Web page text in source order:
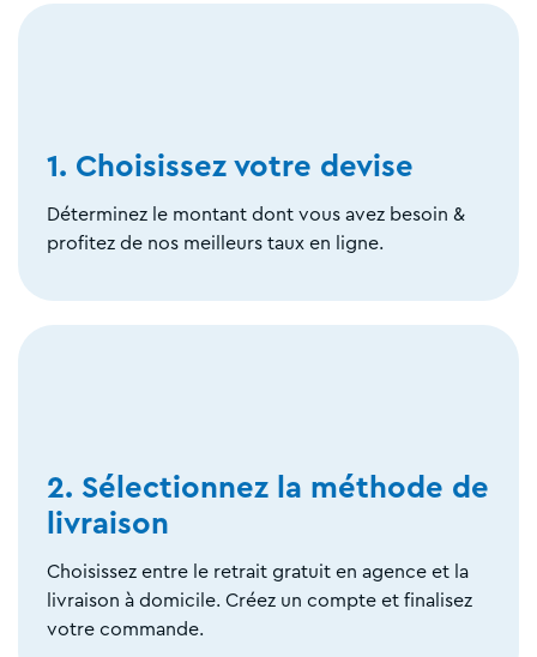
1. Choisissez votre devise
Déterminez le montant dont vous avez besoin &
profitez de nos meilleurs taux en ligne.
2. Sélectionnez la méthode de
livraison
Choisissez entre le retrait gratuit en agence et la
livraison à domicile. Créez un compte et finalisez
votre commande.